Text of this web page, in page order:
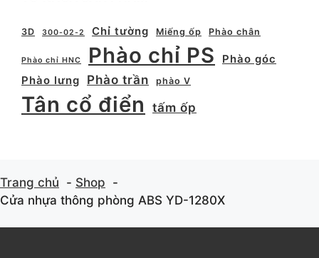
3D 300-02-2 Chỉ tường Miếng ốp Phào chân
Phào chỉ HNC Phào chỉ PS
Phào góc
Phào lưng
Phào trần phào V
Tân cổ điển tấm ốp
Trang chủ
Shop
Cửa nhựa thông phòng ABS YD-1280X